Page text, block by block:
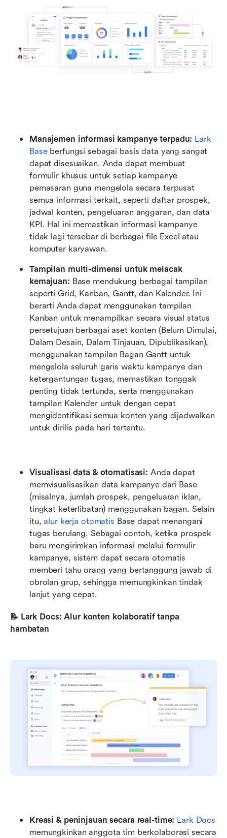
Manajemen informasi kampanye terpadu: Lark
Base berfungsi sebagai basis data yang sangat
dapat disesuaikan. Anda dapat membuat
formulir khusus untuk setiap kampanye
pemasaran guna mengelola secara terpusat
semua informasi terkait, seperti daftar prospek,
jadwal konten, pengeluaran anggaran, dan data
KPI. Hal ini memastikan informasi kampanye
tidak lagi tersebar di berbagai file Excel atau
komputer karyawan.
Tampilan multi-dimensi untuk melacak
kemajuan: Base mendukung berbagai tampilan
seperti Grid, Kanban, Gantt, dan Kalender. Ini
berarti Anda dapat menggunakan tampilan
Kanban untuk menampilkan secara visual status
persetujuan berbagai aset konten (Belum Dimulai,
Dalam Desain, Dalam Tinjauan, Dipublikasikan),
menggunakan tampilan Bagan Gantt untuk
mengelola seluruh garis waktu kampanye dan
ketergantungan tugas, memastikan tonggak
penting tidak tertunda, serta menggunakan
tampilan Kalender untuk dengan cepat
mengidentifikasi semua konten yang dijadwalkan
untuk dirilis pada hari tertentu.
Visualisasi data & otomatisasi: Anda dapat
memvisualisasikan data kampanye dari Base
(misalnya, jumlah prospek, pengeluaran iklan,
tingkat keterlibatan) menggunakan bagan. Selain
itu, alur kerja otomatis Base dapat menangani
tugas berulang. Sebagai contoh, ketika prospek
baru mengirimkan informasi melalui formulir
kampanye, sistem dapat secara otomatis
memberi tahu orang yang bertanggung jawab di
obrolan grup, sehingga memungkinkan tindak
lanjut yang cepat.
📝 Lark Docs: Alur konten kolaboratif tanpa
hambatan
Kreasi & peninjauan secara real-time: Lark Docs
memungkinkan anggota tim berkolaborasi secara